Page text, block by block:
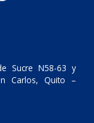
Sucre N58-63 y
Carlos, Quito –